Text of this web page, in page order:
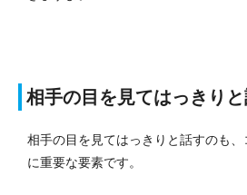
相手の目を見てはっきり
相手の目を見てはっきりと話すのも
に重要な要素です。